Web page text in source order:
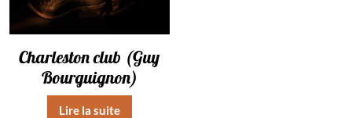
Charleston club (Guy
Bourguignon)
Lire la suite